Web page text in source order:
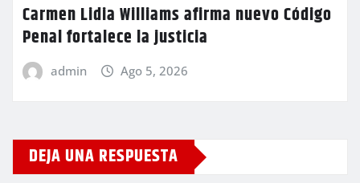
Carmen Lidia Williams afirma nuevo Código
Penal fortalece la justicia
admin Ago 5, 2026
DEJA UNA RESPUESTA